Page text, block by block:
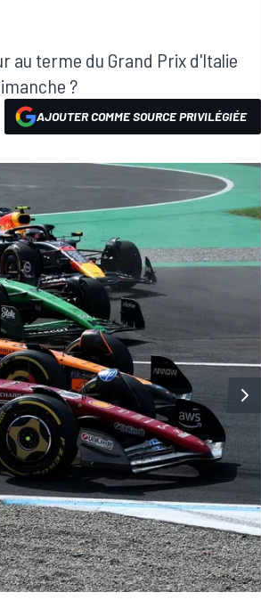
au terme du Grand Prix d'Italie
?
AJOUTER COMME SOURCE PRIVILÉGIÉE